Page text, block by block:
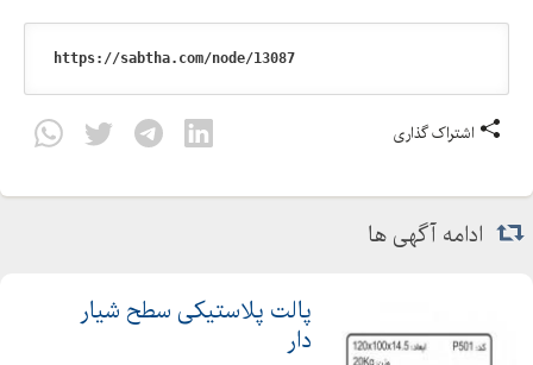
اشتراک گذاری
ادامه آگهی ها
پالت پلاستیکی سطح شیار
دار